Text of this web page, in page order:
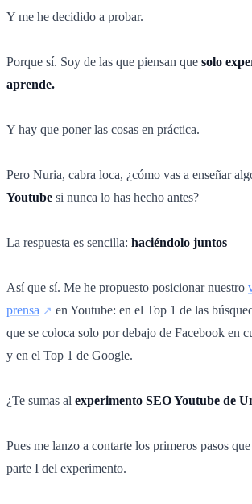
Y me he decidido a probar.
Porque sí. Soy de las que piensan que solo
aprende.
Y hay que poner las cosas en práctica.
Pero Nuria, cabra loca, ¿cómo vas a enseñar
Youtube si nunca lo has hecho antes?
La respuesta es sencilla: haciéndolo juntos
Así que sí. Me he propuesto posicionar nuestro
prensa
en Youtube: en el Top 1 de las
que se coloca solo por debajo de Facebook en
y en el Top 1 de Google.
¿Te sumas al experimento SEO Youtube de
Pues me lanzo a contarte los primeros pasos
parte I del experimento.